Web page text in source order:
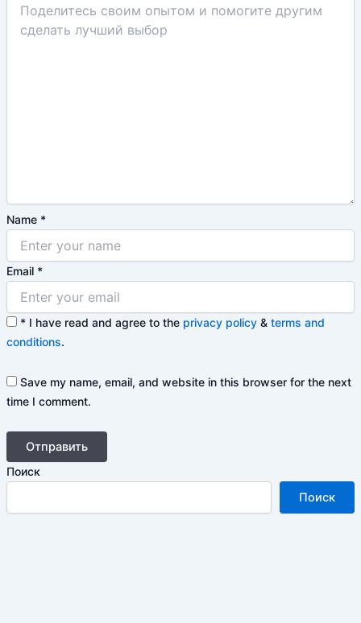
Name *
Email *
*I have read and agree to the privacy policy& terms and
conditions.
Save my name, email, and website in this browser for the next
time I comment.
Отправить
Поиск
Поиск